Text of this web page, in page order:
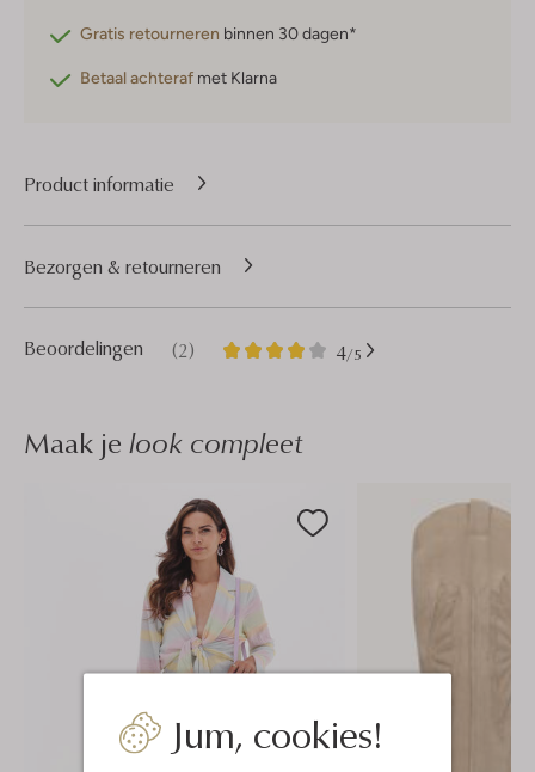
Jum, cookies!
Gratis retourneren binnen 30 dagen*
Betaal achteraf met Klarna
Product informatie
Beoordelingen (2) 4/5
2
4
Bezorgen & retourneren
Maak je look compleet